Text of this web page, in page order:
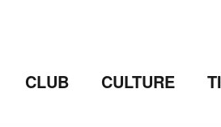
CLUB CULTURE